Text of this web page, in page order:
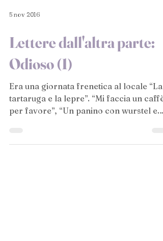
5 nov 2016
Lettere dall'altra parte:
Odioso (1)
Era una giornata frenetica al locale “La
tartaruga e la lepre”. “Mi faccia un caffè,
per favore”, “Un panino con wurstel e